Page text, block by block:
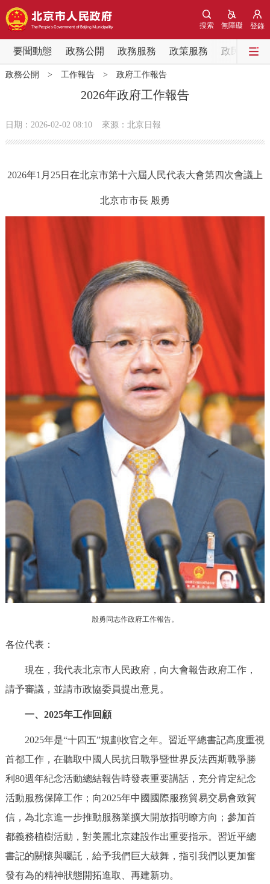
登錄
無障礙
搜索
要聞動態 政務公開 政務服務 政策服務 政民互動
要聞動態
黨中央精神 國務院資訊
政務公開
專題公開
法人服務 部門服務
利企服務 投資項目
仲介服務 陽光政務
政民互動
12345網上接訴即辦 我要諮詢 我要建議
線上訪談 圖説互動
走進北京
北京概況 十六區概覽 人文北京
圖説北京
多語種
ENGLISH 한국어 日本語
DEUTSCH
ESPAÑOL العربية PORTUGUÊS
ITALIANO
政務公開 > 工作報告> 政府工作報告
2026年政府工作報告
日期：2026-02-02 08:10 來源：北京日報
2026年1月25日在北京市第十六屆人民代表大會第四次會議上
北京市市長 殷勇
殷勇同志作政府工作報告。
各位代表：
現在，我代表北京市人民政府，向大會報告政府工作，
請予審議，並請市政協委員提出意見。
一、2025年工作回顧
2025年是“十四五”規劃收官之年。習近平總書記高度重視
首都工作，在聽取中國人民抗日戰爭暨世界反法西斯戰爭勝
利80週年紀念活動總結報告時發表重要講話，充分肯定紀念
活動服務保障工作；向2025年中國國際服務貿易交易會致賀
信，為北京進一步推動服務業擴大開放指明瞭方向；參加首
都義務植樹活動，對美麗北京建設作出重要指示。習近平總
書記的關懷與囑託，給予我們巨大鼓舞，指引我們以更加奮
發有為的精神狀態開拓進取、再建新功。